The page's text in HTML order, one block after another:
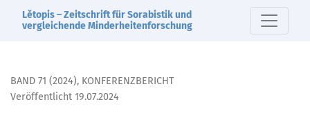
Konferenzbericht: „Zwischen Bautzen, Prag und Rom.
Lětopis – Zeitschrift für Sorabistik und
vergleichende Minderheitenforschung
BAND 71 (2024), KONFERENZBERICHT
Veröffentlicht 19.07.2024